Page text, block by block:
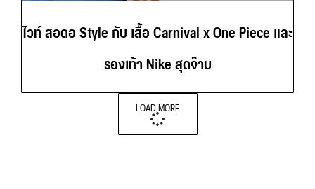
ไวท์ สอดอ Style กับ เสื้อ Carnival x One Piece และ
รองเท้า Nike สุดจ๊าบ
LOAD MORE